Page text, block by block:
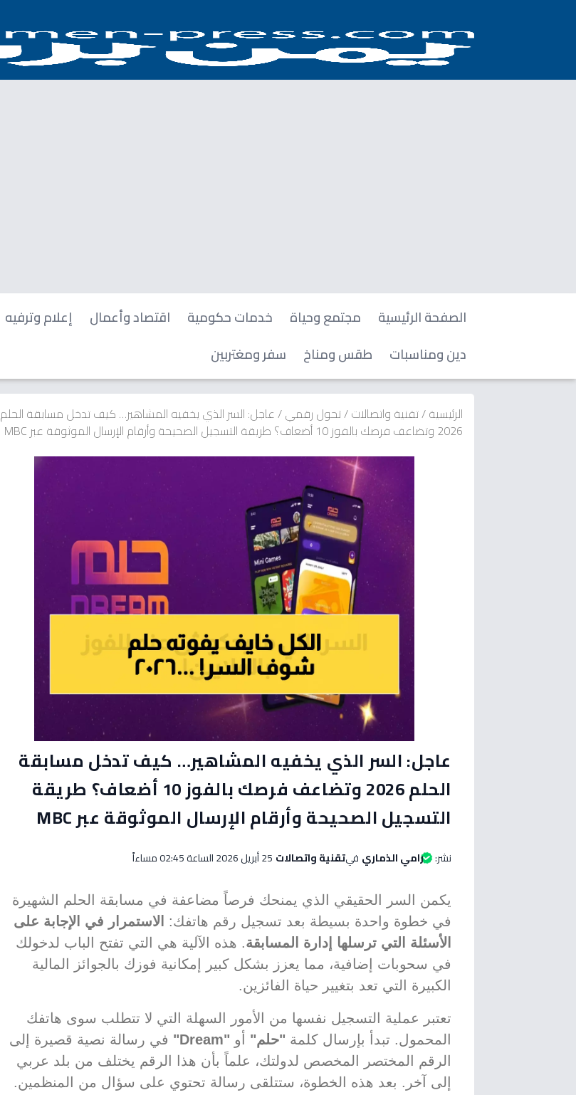
الصفحة الرئيسية مجتمع وحياة خدمات حكومية اقتصاد وأعمال إعلام وترفيه
دين ومناسبات
طقس ومناخ سفر ومغتربين
الرئيسية/تقنية واتصالات/تحول رقمي/عاجل: السر الذي يخفيه المشاهير… كيف تدخل مسابقة الحلم
2026 وتضاعف فرصك بالفوز 10 أضعاف؟ طريقة التسجيل الصحيحة وأرقام الإرسال الموثوقة عبر MBC
عاجل: السر الذي يخفيه المشاهير… كيف تدخل مسابقة
الحلم 2026 وتضاعف فرصك بالفوز 10 أضعاف؟ طريقة
التسجيل الصحيحة وأرقام الإرسال الموثوقة عبر MBC
نشر: رامي الذماري فيتقنية واتصالات 25 أبريل 2026 الساعة 02:45 مساءاً
يكمن السر الحقيقي الذي يمنحك فرصاً مضاعفة في مسابقة الحلم الشهيرة
في خطوة واحدة بسيطة بعد تسجيل رقم هاتفك: الاستمرار في الإجابة على
الأسئلة التي ترسلها إدارة المسابقة. هذه الآلية هي التي تفتح الباب لدخولك
في سحوبات إضافية، مما يعزز بشكل كبير إمكانية فوزك بالجوائز المالية
الكبيرة التي تعد بتغيير حياة الفائزين.
تعتبر عملية التسجيل نفسها من الأمور السهلة التي لا تتطلب سوى هاتفك
المحمول. تبدأ بإرسال كلمة "حلم" أو "Dream"
في رسالة نصية قصيرة إلى
الرقم المختصر المخصص لدولتك، علماً بأن هذا الرقم يختلف من بلد عربي
إلى آخر. بعد هذه الخطوة، ستتلقى رسالة تحتوي على سؤال من المنظمين.